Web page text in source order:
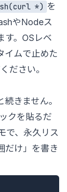
*) を
やNodeス
す。OSレベ
イムで止めた
ださい。
きません。
クを貼るだ
で、永久リス
だけ」を書き